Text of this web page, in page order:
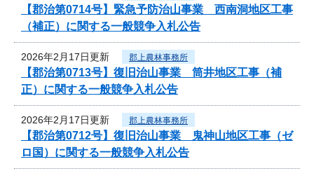
【郡治第0714号】緊急予防治山事業 西南洞地区工事
（補正）に関する一般競争入札公告
2026年2月17日更新 郡上農林事務所
【郡治第0713号】復旧治山事業 筒井地区工事（補
正）に関する一般競争入札公告
2026年2月17日更新 郡上農林事務所
【郡治第0712号】復旧治山事業 鬼神山地区工事（ゼ
ロ国）に関する一般競争入札公告